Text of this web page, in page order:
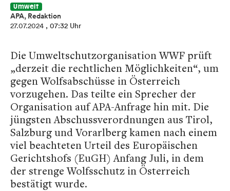
Umwelt
APA, Redaktion
27.07.2024 , 07:32 Uhr
Die Umweltschutzorganisation WWF prüft
„derzeit die rechtlichen Möglichkeiten“, um
gegen Wolfsabschüsse in Österreich
vorzugehen. Das teilte ein Sprecher der
Organisation auf APA-Anfrage hin mit. Die
jüngsten Abschussverordnungen aus Tirol,
Salzburg und Vorarlberg kamen nach einem
viel beachteten Urteil des Europäischen
Gerichtshofs (EuGH) Anfang Juli, in dem
der strenge Wolfsschutz in Österreich
bestätigt wurde.